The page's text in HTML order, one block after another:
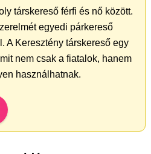
társkereső férfi és nő között.
egyedi párkereső
A Keresztény társkereső egy
nem csak a fiatalok, hanem
használhatnak.